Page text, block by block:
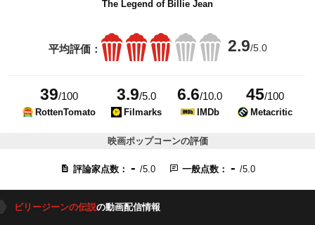
The Legend of Billie Jean
平均評価： 2.9/5.0
39/100
RottenTomato
3.9/5.0
Filmarks
6.6/10.0
IMDb
45/100
Metacritic
映画ポップコーンの評価
評論家点数： - /5.0 一般点数： - /5.0
ビリージーンの伝説の動画配信情報